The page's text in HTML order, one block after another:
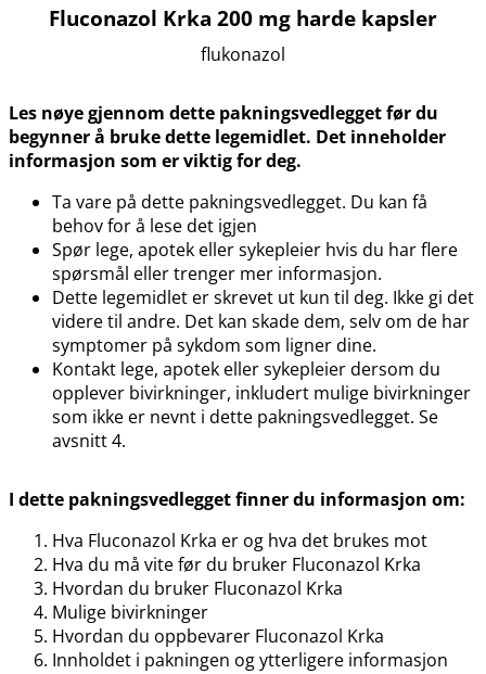
Fluconazol Krka 200 mg harde kapsler
flukonazol
Les nøye gjennom dette pakningsvedlegget før du
begynner å bruke dette legemidlet. Det inneholder
informasjon som er viktig for deg.
Ta vare på dette pakningsvedlegget. Du kan få
behov for å lese det igjen
Spør lege, apotek eller sykepleier hvis du har flere
spørsmål eller trenger mer informasjon.
Dette legemidlet er skrevet ut kun til deg. Ikke gi det
videre til andre. Det kan skade dem, selv om de har
symptomer på sykdom som ligner dine.
Kontakt lege, apotek eller sykepleier dersom du
opplever bivirkninger, inkludert mulige bivirkninger
som ikke er nevnt i dette pakningsvedlegget. Se
avsnitt 4.
I dette pakningsvedlegget finner du informasjon om:
Hva Fluconazol Krka er og hva det brukes mot
Hva du må vite før du bruker Fluconazol Krka
Hvordan du bruker Fluconazol Krka
Mulige bivirkninger
Hvordan du oppbevarer Fluconazol Krka
Innholdet i pakningen og ytterligere informasjon